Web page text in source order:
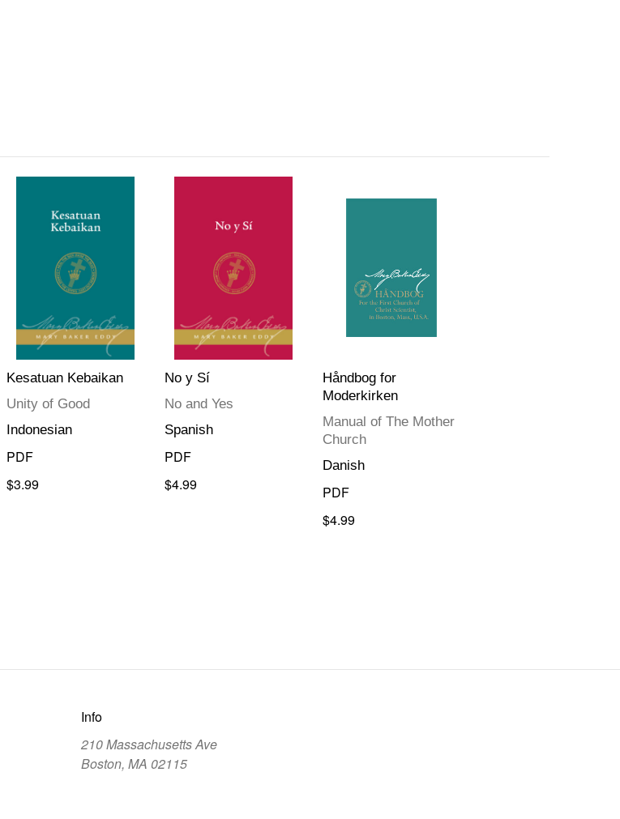
Kesatuan Kebaikan
Unity of Good
Indonesian
PDF
$3.99
No y Sí
No and Yes
Spanish
PDF
$4.99
Håndbog for
Moderkirken
Manual of The Mother
Church
Danish
PDF
$4.99
Info
210 Massachusetts Ave
Boston, MA 02115